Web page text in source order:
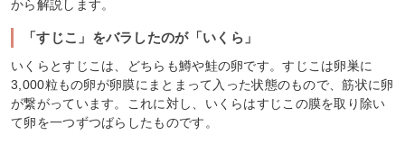
から解説します。
「すじこ」をバラしたのが「いくら」
いくらとすじこは、どちらも鱒や鮭の卵です。すじこは卵巣に
3,000粒もの卵が卵膜にまとまって入った状態のもので、筋状に卵
が繋がっています。これに対し、いくらはすじこの膜を取り除い
て卵を一つずつばらしたものです。